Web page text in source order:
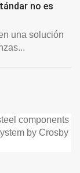
no es
una solución